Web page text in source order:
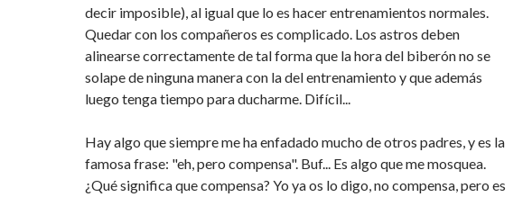
decir imposible), al igual que lo es hacer entrenamientos normales.
Quedar con los compañeros es complicado. Los astros deben
alinearse correctamente de tal forma que la hora del biberón no se
solape de ninguna manera con la del entrenamiento y que además
luego tenga tiempo para ducharme. Difícil...
Hay algo que siempre me ha enfadado mucho de otros padres, y es la
famosa frase: "eh, pero compensa". Buf... Es algo que me mosquea.
¿Qué significa que compensa? Yo ya os lo digo, no compensa, pero es